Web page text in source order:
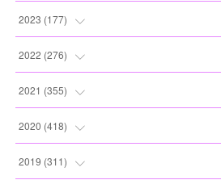
(7)
(11
(12
(12
(13
(13
(13
(10
(13
2023 (177)
(20
(10
(11
(13
2022 (276)
(17
(16
(21
2021 (355)
(19
(12
2020 (418)
(44
2019 (311)